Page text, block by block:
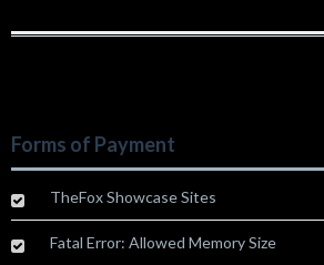
Forms of Payment
TheFox Showcase Sites
Fatal Error: Allowed Memory Size